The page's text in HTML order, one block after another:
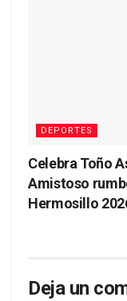
DEPORTES
Celebra Toño
Amistoso
Hermosillo
Deja un